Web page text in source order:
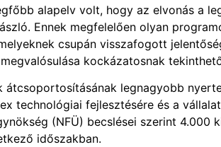
alapelv volt, hogy az elvonás a
Ennek megfelelően olyan
csupán visszafogott
kockázatosnak
legnagyobb
technológiai fejlesztésére és a
(NFÜ) becslései szerint 4.000
időszakban.